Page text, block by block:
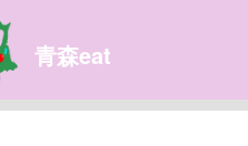
青森eat